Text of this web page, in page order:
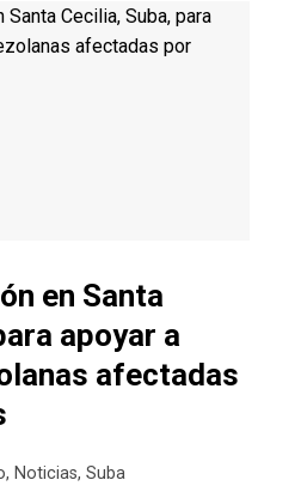
en Santa
apoyar a
afectadas
, Noticias,Suba